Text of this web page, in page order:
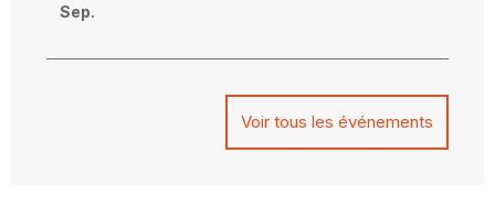
Sep.
Voir tous les événements